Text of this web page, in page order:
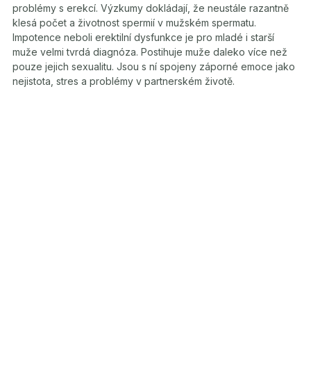
problémy s erekcí. Výzkumy dokládají, že neustále razantně
klesá počet a životnost spermií v mužském spermatu.
Impotence neboli erektilní dysfunkce je pro mladé i starší
muže velmi tvrdá diagnóza. Postihuje muže daleko více než
pouze jejich sexualitu. Jsou s ní spojeny záporné emoce jako
nejistota, stres a problémy v partnerském životě.